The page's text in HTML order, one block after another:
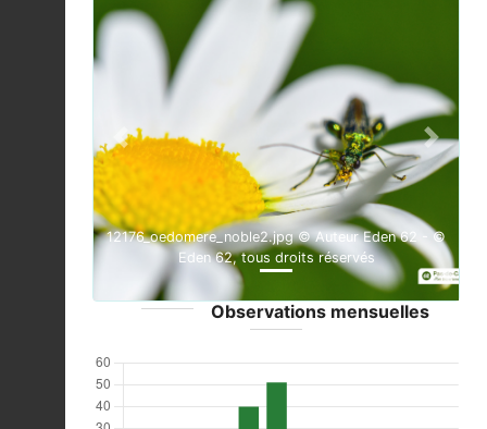
12176_oedomere_noble2.jpg © Auteur Eden 62 - ©
Eden 62, tous droits réservés
Previous Next
Observations mensuelles